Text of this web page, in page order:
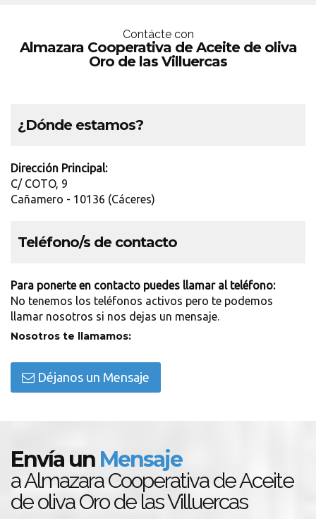
Contácte con
Almazara Cooperativa de Aceite de oliva
Oro de las Villuercas
¿Dónde estamos?
Dirección Principal:
C/ COTO, 9
Cañamero - 10136 (Cáceres)
Teléfono/s de contacto
Para ponerte en contacto puedes llamar al teléfono:
No tenemos los teléfonos activos pero te podemos
llamar nosotros si nos dejas un mensaje.
Nosotros te llamamos:
Déjanos un Mensaje
Envía un Mensaje
a Almazara Cooperativa de Aceite
de oliva Oro de las Villuercas